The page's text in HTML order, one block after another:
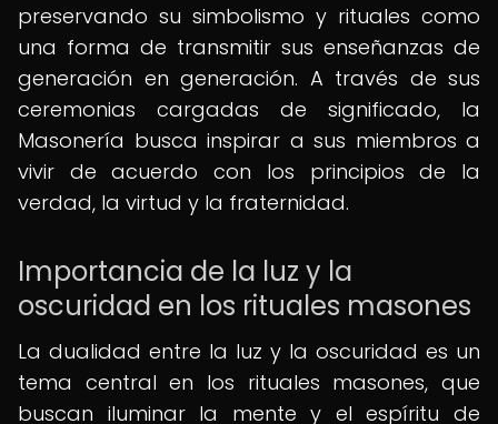
preservando su simbolismo y rituales como
una forma de transmitir sus enseñanzas de
generación en generación. A través de sus
ceremonias cargadas de significado, la
Masonería busca inspirar a sus miembros a
vivir de acuerdo con los principios de la
verdad, la virtud y la fraternidad.
Importancia de la luz y la
oscuridad en los rituales masones
La dualidad entre la luz y la oscuridad es un
tema central en los rituales masones, que
buscan iluminar la mente y el espíritu de